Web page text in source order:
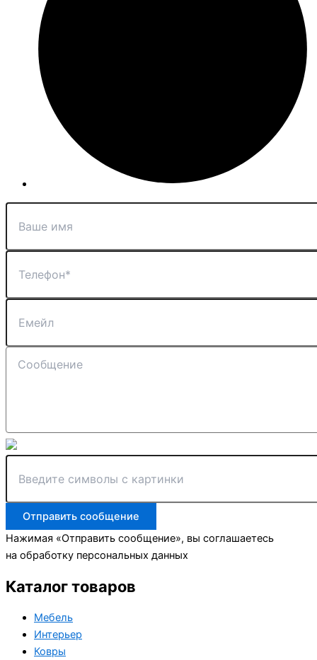
Отправить сообщение
Нажимая «Отправить сообщение», вы соглашаетесь
на обработку персональных данных
Каталог товаров
Мебель
Интерьер
Ковры